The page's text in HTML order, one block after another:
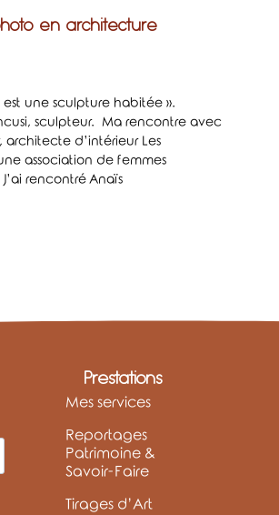
en architecture
est une sculpture habitée ».
sculpteur. Ma rencontre avec
architecte d’intérieur Les
association de femmes
rencontré Anaïs
Prestations
Mes services
Reportages
Patrimoine &
Savoir-Faire
Tirages d’Art